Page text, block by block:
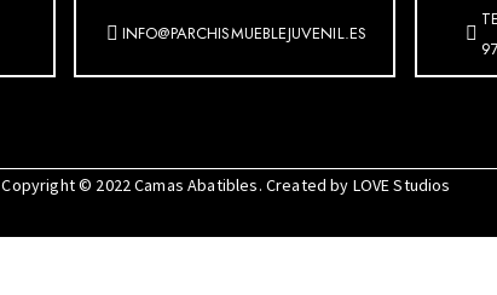
INFO@PARCHISMUEBLEJUVENIL.ES
Copyright © 2022Camas Abatibles. Created by LOVE Studios